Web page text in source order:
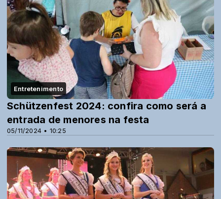
Entretenimento
05/11/2024 • 10:25
Schützenfest 2024: confira como será a
entrada de menores na festa